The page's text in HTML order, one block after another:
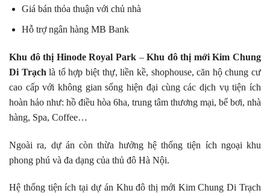
Giá bán thỏa thuận với chủ nhà
Hỗ trợ ngân hàng MB Bank
Khu đô thị Hinode Royal Park–Khu đô thị mới Kim Chung
Di Trạchlà tổ hợp biệt thự, liền kề, shophouse, căn hộ chung cư
cao cấp với không gian sống hiện đại cùng các dịch vụ tiện ích
hoàn hảo như: hồ điều hòa 6ha, trung tâm thương mại, bể bơi, nhà
hàng, Spa, Coffee…
Ngoài ra, dự án còn thừa hưởng hệ thống tiện ích ngoại khu
phong phú và đa dạng của thủ đô Hà Nội.
Hệ thống tiện ích tại dự án Khu đô thị mới Kim Chung Di Trạch